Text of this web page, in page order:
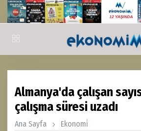
Almanya'da çalışan
çalışma süresi uzadı
Ana Sayfa Ekonomi̇